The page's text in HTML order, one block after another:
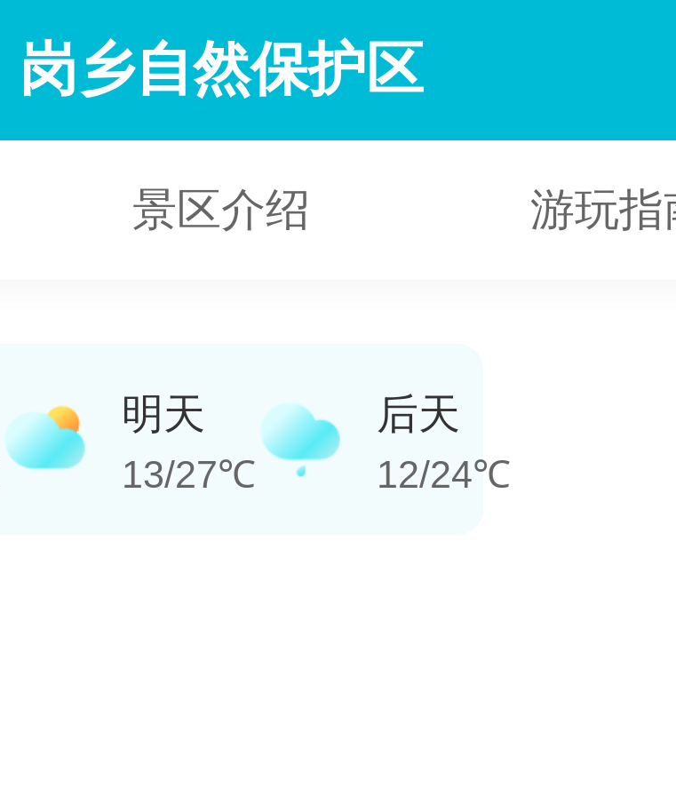
岗乡自然保护区
景区介绍 游玩指
明天
13/27℃
后天
12/24℃